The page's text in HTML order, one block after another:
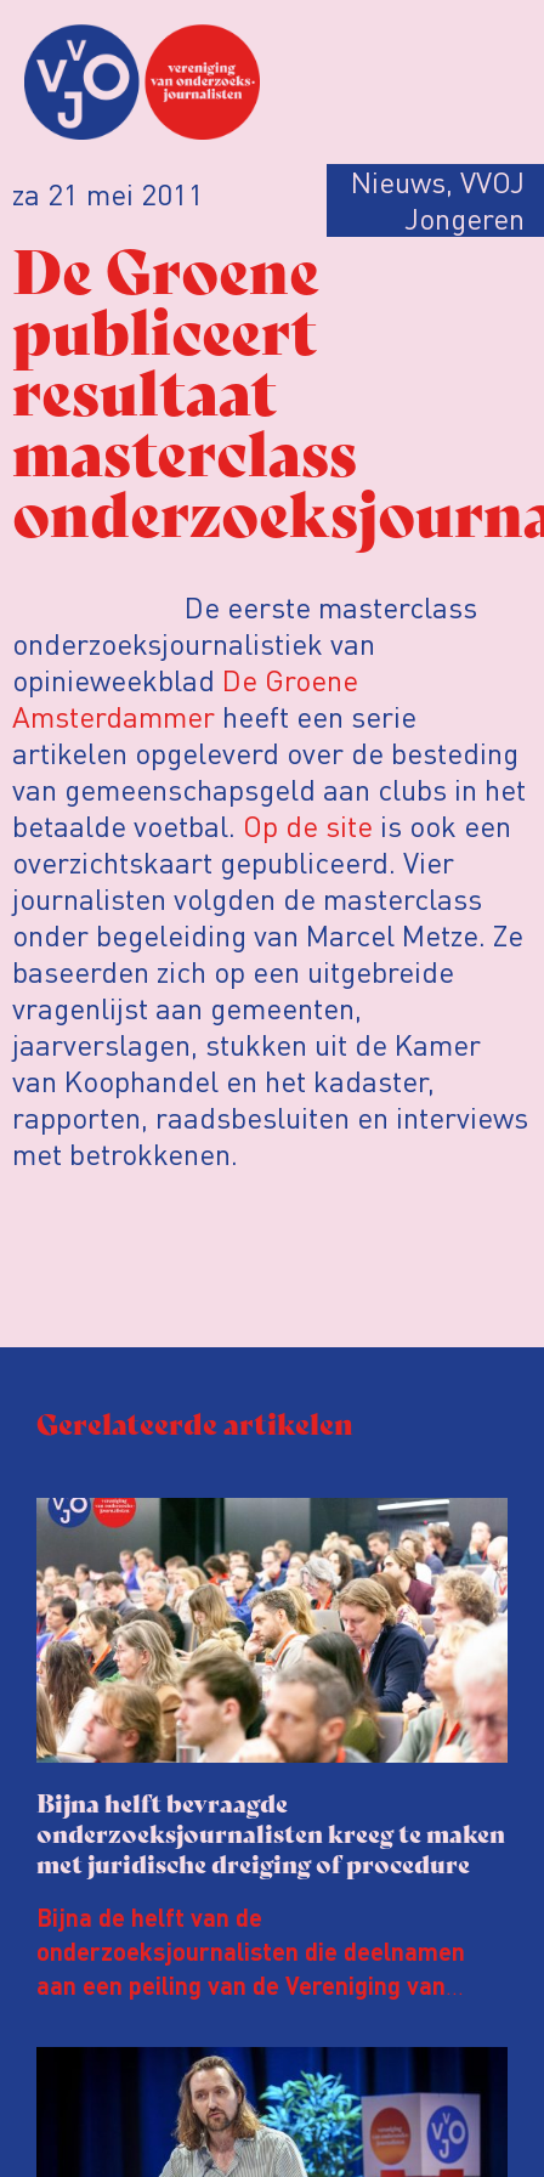
za 21 mei 2011 Nieuws, VVOJ
Jongeren
De Groene
publiceert
resultaat
masterclass
De eerste masterclass
onderzoeksjournalistiek van
opinieweekblad De Groene
Amsterdammer heeft een serie
artikelen opgeleverd over de besteding
van gemeenschapsgeld aan clubs in het
betaalde voetbal. Op de site is ook een
overzichtskaart gepubliceerd. Vier
journalisten volgden de masterclass
onder begeleiding van Marcel Metze. Ze
baseerden zich op een uitgebreide
vragenlijst aan gemeenten,
jaarverslagen, stukken uit de Kamer
van Koophandel en het kadaster,
rapporten, raadsbesluiten en interviews
met betrokkenen.
Gerelateerde artikelen
Bijna helft bevraagde
onderzoeksjournalisten kreeg te maken
met juridische dreiging of procedure
Bijna de helft van de
onderzoeksjournalisten die deelnamen
aan een peiling van de Vereniging van
afgelopen twee jaar te maken met
juridische dreiging of een juridische
procedure rond het eigen werk. Dat kost
journalisten tijd, ook ervaren zij stress en